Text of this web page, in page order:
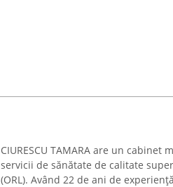
CIURESCU TAMARA are un
servicii de sănătate de calitate
(ORL). Având 22 de ani de